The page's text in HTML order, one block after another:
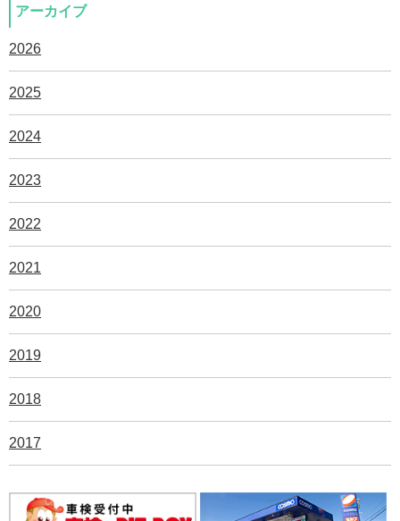
アーカイブ
2026
2025
2024
2023
2022
2021
2020
2019
2018
2017